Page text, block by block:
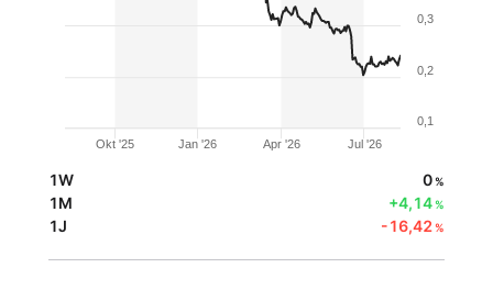
Okt '25 Jan '26 Apr '26 Jul '26
0,1
0,2
0,3
1W 0%
1M +4,14%
1J -16,42%